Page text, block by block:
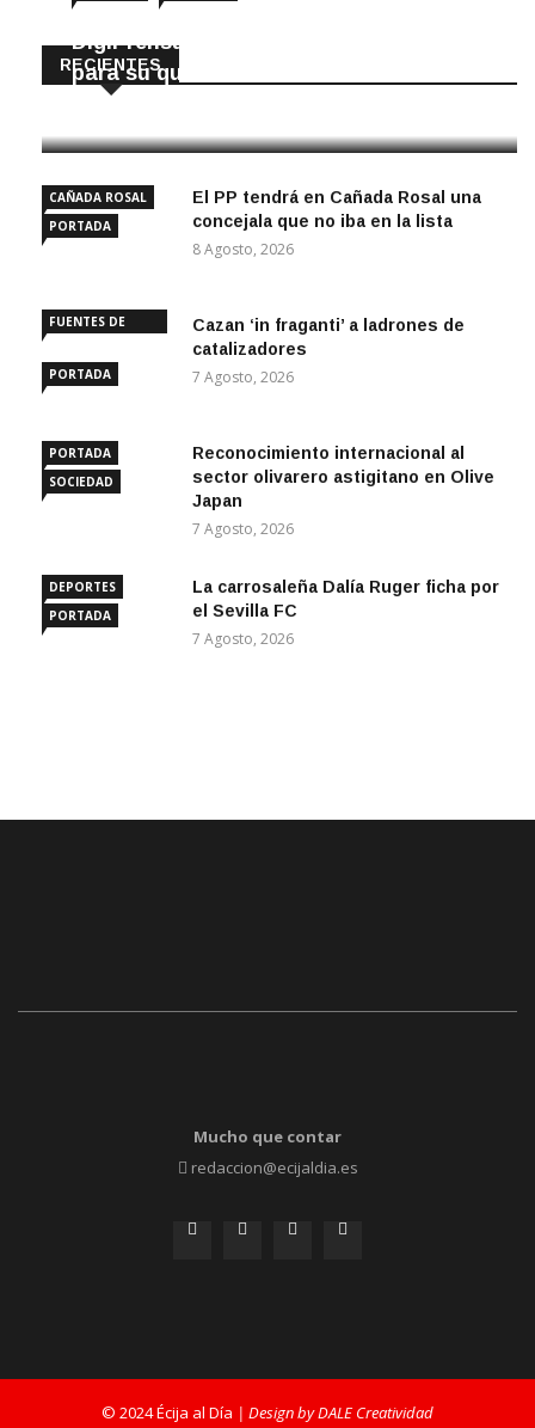
RECIENTES
DigiPrensa selecciona a Écija al Día
para su quiosco mundial
CAÑADA ROSAL
PORTADA
El PP tendrá en Cañada Rosal una
concejala que no iba en la lista
8 Agosto, 2026
FUENTES DE
PORTADA
Cazan ‘in fraganti’ a ladrones de
catalizadores
7 Agosto, 2026
PORTADA
SOCIEDAD
Reconocimiento internacional al
sector olivarero astigitano en Olive
Japan
7 Agosto, 2026
DEPORTES
PORTADA
La carrosaleña Dalía Ruger ficha por
el Sevilla FC
7 Agosto, 2026
Mucho que contar
redaccion@ecijaldia.es
© 2024 Écija al Día | Design by DALE Creatividad